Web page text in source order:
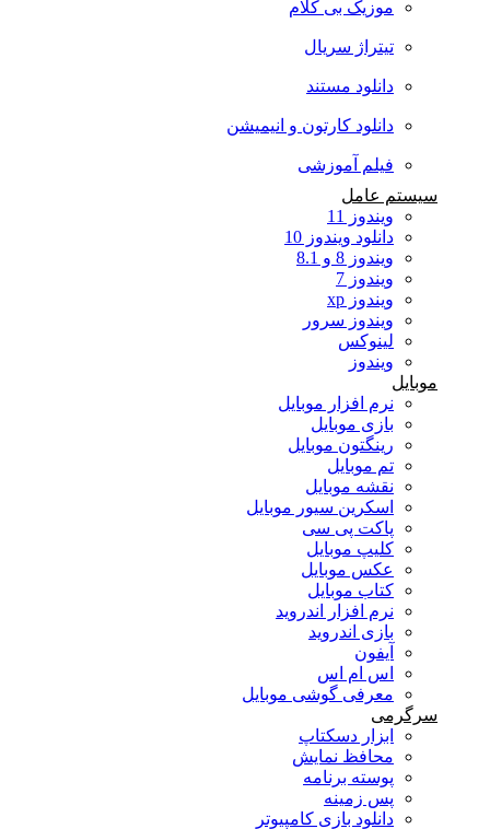
موزیک بی کلام
تیتراژ سریال
دانلود مستند
دانلود کارتون و انیمیشن
فیلم آموزشی
سیستم عامل
ویندوز 11
دانلود ویندوز 10
ویندوز 8 و 8.1
ویندوز 7
ویندوز xp
ویندوز سرور
لینوکس
ویندوز
موبایل
نرم افزار موبایل
بازی موبایل
رینگتون موبایل
تم موبایل
نقشه موبایل
اسکرین سیور موبایل
پاکت پی سی
کلیپ موبایل
عکس موبایل
کتاب موبایل
نرم افزار اندروید
بازی اندروید
آیفون
اس ام اس
معرفی گوشی موبایل
سرگرمی
ابزار دسکتاپ
محافظ نمایش
پوسته برنامه
پس زمینه
دانلود بازی کامپیوتر